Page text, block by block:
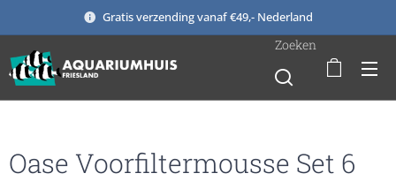
Gratis verzending vanaf €49,- Nederland
Zoeken
Oase Voorfiltermousse Set 6